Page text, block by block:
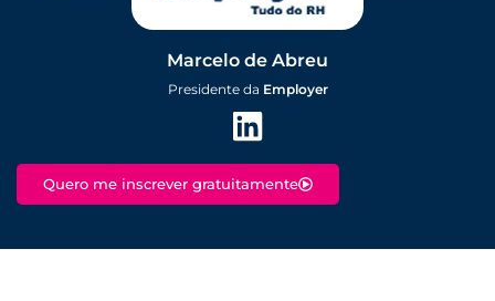
Marcelo de Abreu
Presidente da Employer
Quero me inscrever gratuitamente